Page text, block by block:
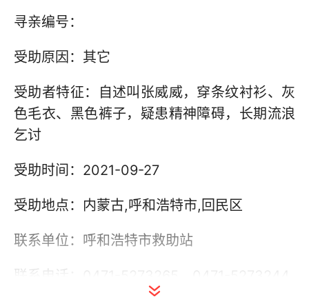
寻亲编号：
受助原因：其它
受助者特征：自述叫张威威，穿条纹衬衫、灰
色毛衣、黑色裤子，疑患精神障碍，长期流浪
乞讨
受助时间：2021-09-27
受助地点：内蒙古,呼和浩特市,回民区
联系单位：呼和浩特市救助站
联系电话：0471-5273265，0471-5273244